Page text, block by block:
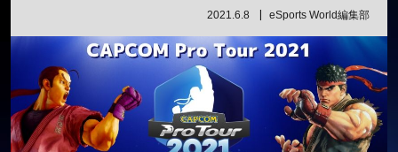
2021.6.8 eSports World編集部